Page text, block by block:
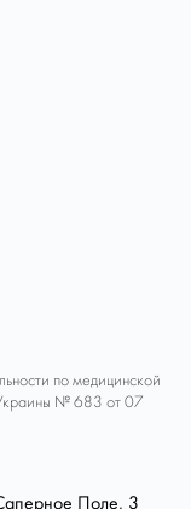
по медицинской
№ 683 от 07
Поле, 3